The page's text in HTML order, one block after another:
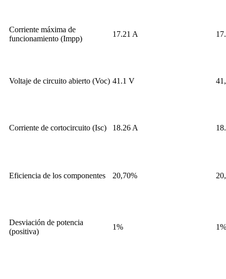
Corriente máxima de
funcionamiento (Impp)
17.21 A
Voltaje de circuito abierto (Voc) 41.1 V
Corriente de cortocircuito (Isc) 18.26 A
Eficiencia de los componentes 20,70%
Desviación de potencia
(positiva)
1% 1%